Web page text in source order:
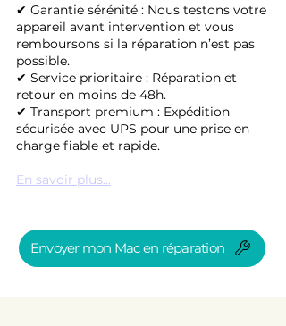
✔ Garantie sérénité : Nous testons votre
appareil avant intervention et vous
remboursons si la réparation n’est pas
possible.
✔ Service prioritaire : Réparation et
retour en moins de 48h.
✔ Transport premium : Expédition
sécurisée avec UPS pour une prise en
charge fiable et rapide.
En savoir plus...
Envoyer mon Mac en réparation